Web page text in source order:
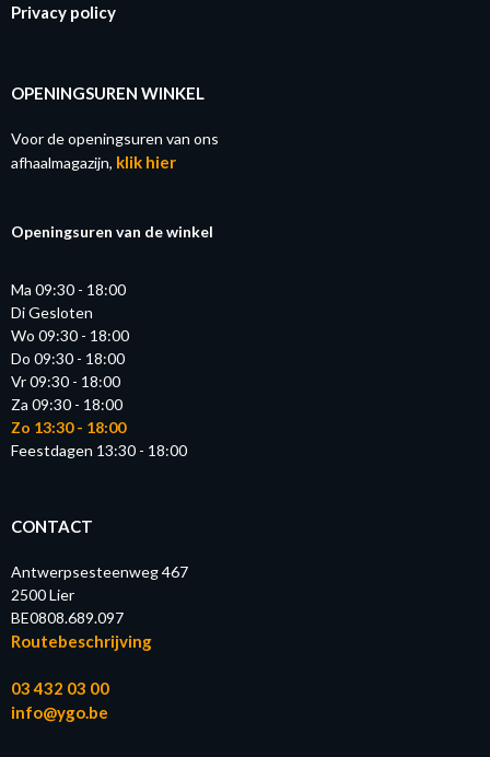
Privacy policy
OPENINGSUREN WINKEL
Voor de openingsuren van ons
afhaalmagazijn, klik hier
Openingsuren van de winkel
Ma 09:30 - 18:00
Di Gesloten
Wo 09:30 - 18:00
Do 09:30 - 18:00
Vr 09:30 - 18:00
Za 09:30 - 18:00
Zo 13:30 - 18:00
Feestdagen 13:30 - 18:00
CONTACT
Antwerpsesteenweg 467
2500 Lier
BE0808.689.097
Routebeschrijving
03 432 03 00
info@ygo.be